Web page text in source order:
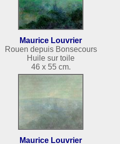
Maurice Louvrier
Rouen depuis Bonsecours
Huile sur toile
46 x 55 cm.
Maurice Louvrier